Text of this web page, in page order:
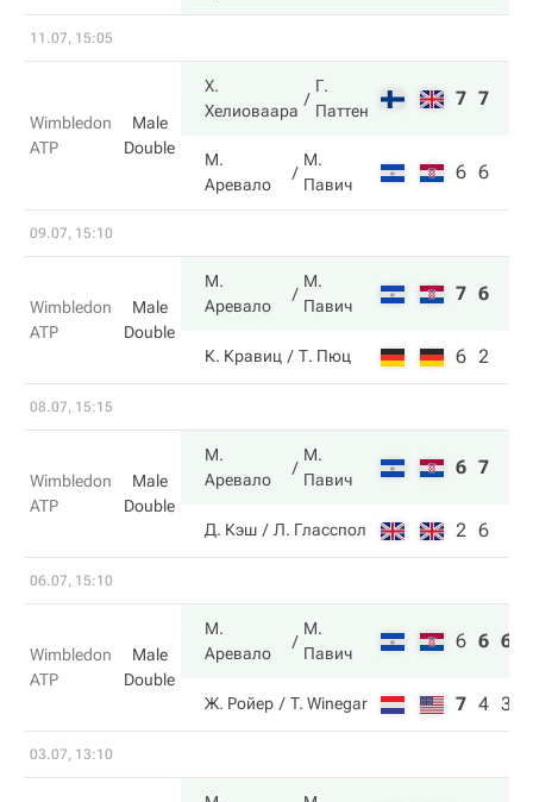
11.07, 15:05
Wimbledon
ATP
Male
Double
Х.
Хелиоваара
Г.
Паттен
7 7
М.
Аревало
М.
Павич
6 6
09.07, 15:10
Wimbledon
ATP
Male
Double
М.
Аревало
М.
Павич
7 6
К. Кравиц Т. Пюц 6 2
08.07, 15:15
Wimbledon
ATP
Male
Double
М.
Аревало
М.
Павич
6 7
Д. Кэш Л. Гласспол 2 6
06.07, 15:10
Wimbledon
ATP
Male
Double
М.
Аревало
М.
Павич
6 6 6
Ж. Ройер T. Winegar 7 4 3
03.07, 13:10